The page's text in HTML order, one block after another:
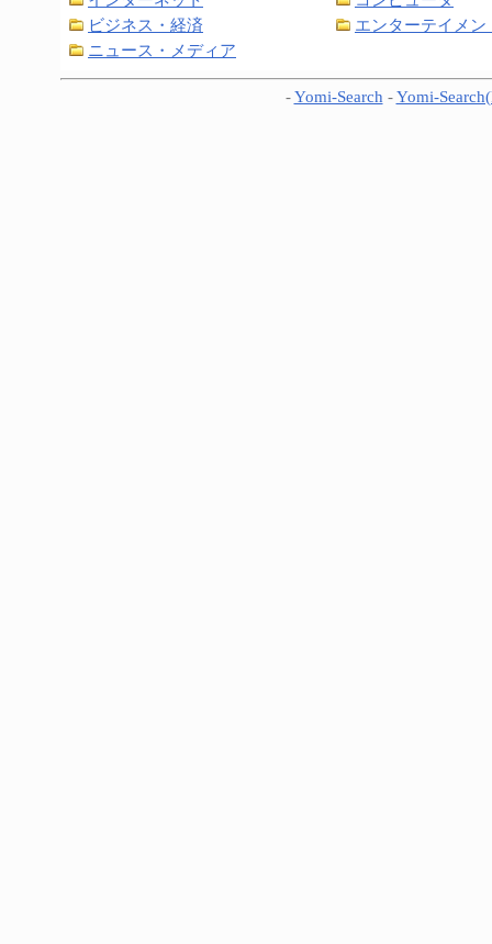
ビジネス・経済
エンターテイメン
ニュース・メディア
-Yomi-Search -Yomi-